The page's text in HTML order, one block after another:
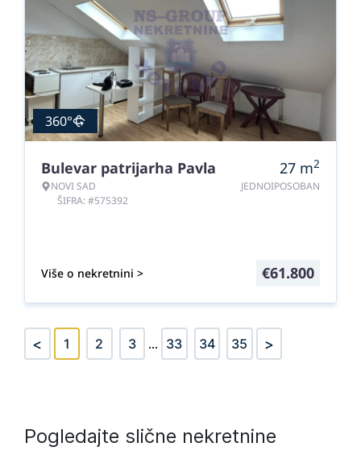
360°
Bulevar patrijarha Pavla
NOVI SAD
ŠIFRA: #575392
27 m2
JEDNOIPOSOBAN
Više o nekretnini > €61.800
< 1 2 3 ... 33 34 35 >
Pogledajte slične nekretnine